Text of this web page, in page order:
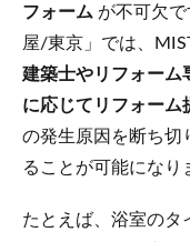
フォーム が不可欠
屋/東京」では、
建築士やリフォーム
に応じてリフォーム
の発生原因を断ち切
ることが可能になり
たとえば、浴室のタ